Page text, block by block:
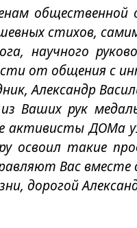
общественной
стихов,
научного
от общения с
Александр
Ваших рук
активисты ДОМа
освоил такие
Вас вместе
дорогой